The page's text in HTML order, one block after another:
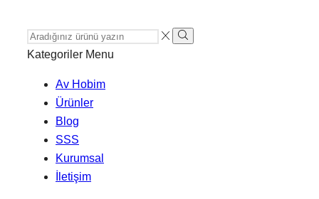
Search
Input
Search
Kategoriler Menu
Av Hobim
Ürünler
Blog
SSS
Kurumsal
İletişim